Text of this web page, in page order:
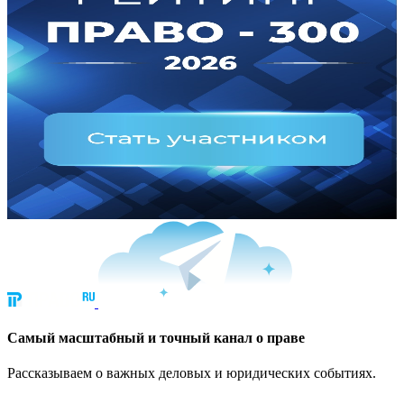
Cамый масштабный и точный канал о праве
Рассказываем о важных деловых и юридических событиях.